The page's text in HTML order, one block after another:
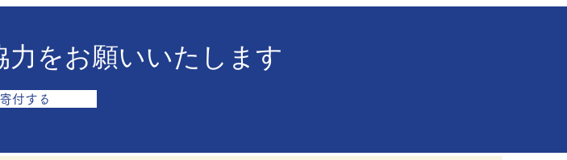
力をお願いいたします
寄付する